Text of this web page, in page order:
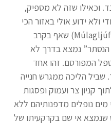
וכאילו שזה לא מספיק,
ידוע אולי באזור הכי
(Múlagljúfur) שאף בקרב
הנסתר” נמצא בדרך לא
המפורסם. זהו אחד
שביל הליכה ממגרש חנייה
קניון צר ועמוק ופסגות
נופלים מדפנותיהם ללא
שנמצא אי שם בקרקעיתו של